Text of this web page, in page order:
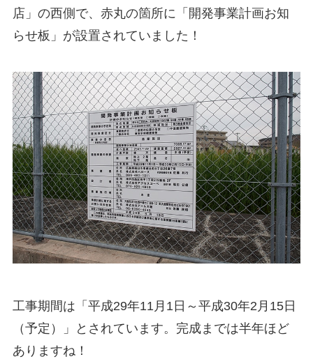
店」の西側で、赤丸の箇所に「開発事業計画お知
らせ板」が設置されていました！
工事期間は「平成29年11月1日～平成30年2月15日
（予定）」とされています。完成までは半年ほど
ありますね！